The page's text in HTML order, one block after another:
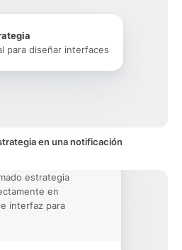
para diseñar interfaces
en una notificación
estrategia
en
interfaz para